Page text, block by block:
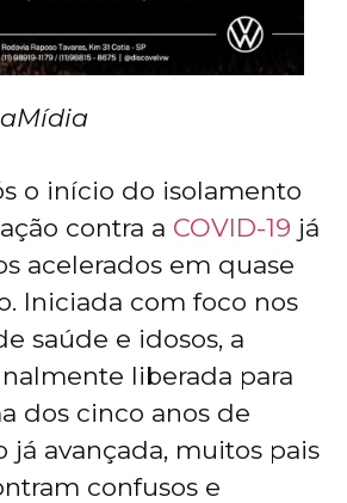
o início do isolamento
contra a COVID-19 já
acelerados em quase
Iniciada com foco nos
saúde e idosos, a
liberada para
dos cinco anos de
já avançada, muitos pais
confusos e